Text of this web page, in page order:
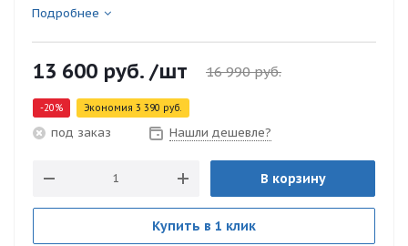
Подробнее
13 600 руб. /шт 16 990руб.
-20% Экономия 3 390 руб.
под заказ Нашли дешевле?
В корзину
Купить в 1 клик